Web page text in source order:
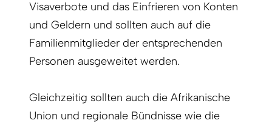
Visaverbote und das Einfrieren von Konten
und Geldern und sollten auch auf die
Familienmitglieder der entsprechenden
Personen ausgeweitet werden.
Gleichzeitig sollten auch die Afrikanische
Union und regionale Bündnisse wie die